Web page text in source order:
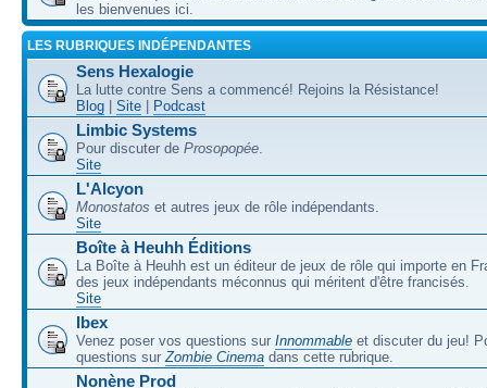
les bienvenues ici.
LES RUBRIQUES INDÉPENDANTES
Sens Hexalogie
La lutte contre Sens a commencé! Rejoins la Résistance!
Blog
Site Podcast
Limbic Systems
Pour discuter de Prosopopée.
Site
L'Alcyon
Monostatos et autres jeux de rôle indépendants.
Site
Boîte à Heuhh Éditions
La Boîte à Heuhh est un éditeur de jeux de rôle qui importe en
des jeux indépendants méconnus qui méritent d'être francisés.
Site
Ibex
Venez poser vos questions sur Innommable et discuter du jeu!
questions surZombie Cinema dans cette rubrique.
Nonène Prod